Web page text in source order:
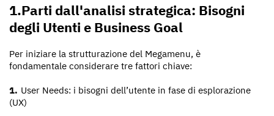
1.Parti dall'analisi strategica: Bisogni
degli Utenti e Business Goal
Per iniziare la strutturazione del Megamenu, è
fondamentale considerare tre fattori chiave:
User Needs: i bisogni dell’utente in fase di esplorazione
(UX)